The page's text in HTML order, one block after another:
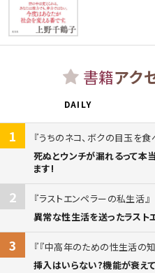
書籍アク
DAILY
1
うちのネコ、ボクの目玉を食
死ぬとウンチが漏れるって本
ます!
2
ラストエンペラーの私生活
異常な性生活を送ったラスト
3
『中高年のための性生活の知
挿入はいらない?機能が衰え